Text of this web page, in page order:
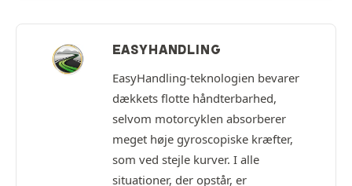
EASYHANDLING
EasyHandling-teknologien bevarer
dækkets flotte håndterbarhed,
selvom motorcyklen absorberer
meget høje gyroscopiske kræfter,
som ved stejle kurver. I alle
situationer, der opstår, er